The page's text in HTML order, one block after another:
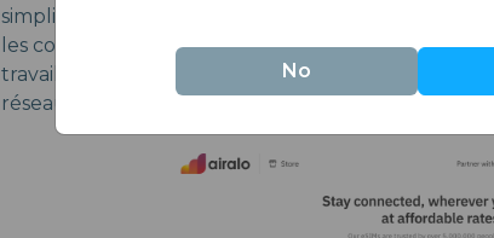
simplifie les besoins mobiles avec des forfaits
les courts séjours ou les personnes ayant des
travaillant aux côtés des opérateurs locaux, le SIA
réseau de premier ordre et rapides juste pour
No